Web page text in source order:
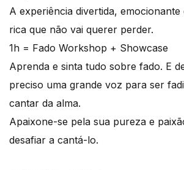
A experiência divertida,
rica que não vai querer perder.
1h = Fado Workshop + Showcase
Aprenda e sinta tudo sobre fado. E
preciso uma grande voz para ser
cantar da alma.
Apaixone-se pela sua pureza e
desafiar a cantá-lo.